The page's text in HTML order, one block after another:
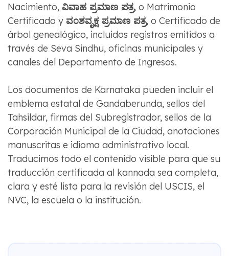
Nacimiento, ವಿವಾಹ ಪ್ರಮಾಣ ಪತ್ರ, o Matrimonio
Certificado y ವಂಶವೃಕ್ಷ ಪ್ರಮಾಣ ಪತ್ರ, o Certificado de
árbol genealógico, incluidos registros emitidos a
través de Seva Sindhu, oficinas municipales y
canales del Departamento de Ingresos.
Los documentos de Karnataka pueden incluir el
emblema estatal de Gandaberunda, sellos del
Tahsildar, firmas del Subregistrador, sellos de la
Corporación Municipal de la Ciudad, anotaciones
manuscritas e idioma administrativo local.
Traducimos todo el contenido visible para que su
traducción certificada al kannada sea completa,
clara y esté lista para la revisión del USCIS, el
NVC, la escuela o la institución.